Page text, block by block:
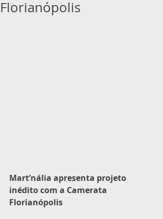
Florianópolis
Mart’nália apresenta projeto
inédito com a Camerata
Florianópolis